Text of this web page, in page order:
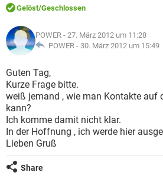
FACEBOOK
WINDOWS 10
WHATSAPP
FACEBOOK
ANDROID
WINDOWS 10
WHATSAPP
FACEBOOK
FORUM
SPIELE
ANDROID IOS
WHATSAPP
FACEBOOK
LEXIKON
SPIELE
ANDROID
WINDOWS 10
WHATSAPP
FACEBOOK
Gelöst/Geschlossen
POWER - 27. März 2012 um 11:28
POWER - 30. März 2012 um 15:49
Guten Tag,
Kurze Frage bitte.
weiß jemand , wie man Kontakte auf
kann?
Ich komme damit nicht klar.
In der Hoffnung , ich werde hier
Lieben Gruß
Share